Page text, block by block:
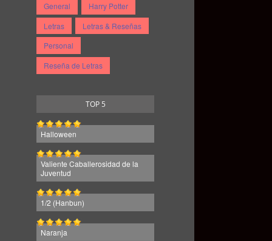
General
Harry Potter
Letras
Letras & Reseñas
Personal
Reseña de Letras
TOP 5
Halloween
Valiente Caballerosidad de la
Juventud
1/2 (Hanbun)
Naranja